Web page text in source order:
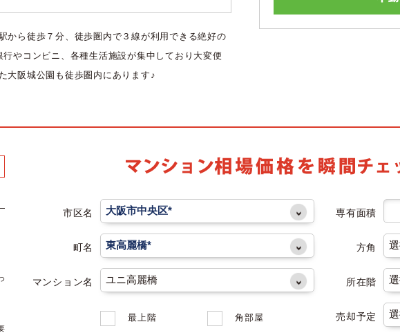
から徒歩７分、徒歩圏内で３線が利用できる絶好の
やコンビニ、各種生活施設が集中しており大変便
大阪城公園も徒歩圏内にあります♪
市区名
町名
マンション名
最上階 角部屋
専有面積
方角
所在階
売却予定